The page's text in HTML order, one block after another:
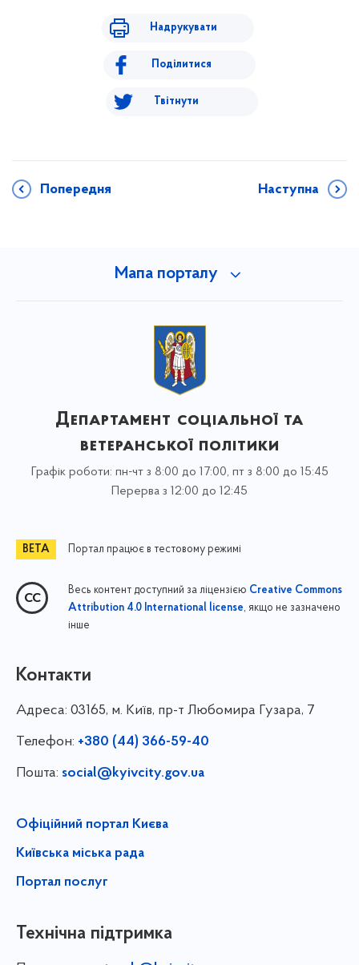
Надрукувати
Поділитися
Твітнути
Попередня Наступна
Мапа порталу
Департамент соціальної та
ветеранської політики
Графік роботи: пн-чт з 8:00 до 17:00, пт з 8:00 до 15:45
Перерва з 12:00 до 12:45
Портал працює в тестовому режимі
Весь контент доступний за ліцензією Creative Commons
Attribution 4.0 International license, якщо не зазначено
інше
Контакти
Адреса: 03165, м. Київ, пр-т Любомира Гузара, 7
Телефон: +380 (44) 366-59-40
Пошта: social@kyivcity.gov.ua
Офіційний портал Києва
Київська міська рада
Портал послуг
Технічна підтримка